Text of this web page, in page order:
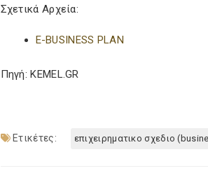
Σχετικά Αρχεία:
E-BUSINESS PLAN
Πηγή: KEMEL.GR
Ετικέτες: επιχειρηματικο σχεδιο